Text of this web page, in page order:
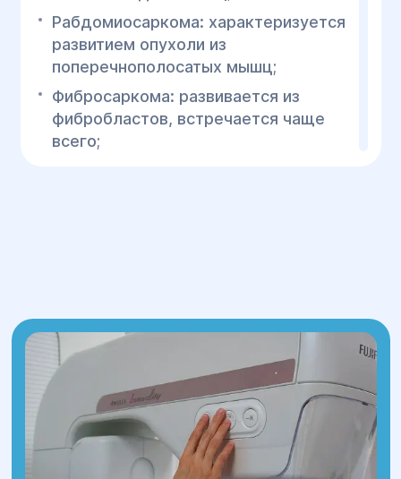
Рабдомиосаркома: характеризуется
развитием опухоли из
поперечнополосатых мышц;
Фибросаркома: развивается из
фибробластов, встречается чаще
всего;
Остеосаркома: возникает из
остеобластов;
Нейросаркома: развивается из
нервной ткани;
Лимфосаркома: формируется из
клеток лимфатической системы;
Гастроинтестинальная стромальная